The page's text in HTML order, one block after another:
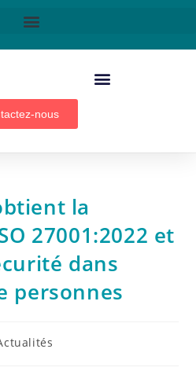
nous
la
27001:2022 et
dans
personnes